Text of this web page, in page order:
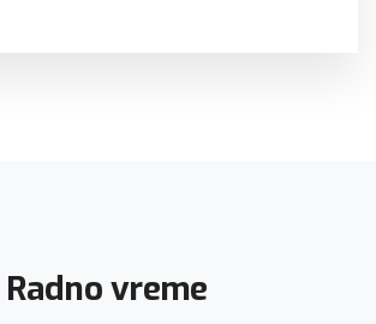
Radno vreme